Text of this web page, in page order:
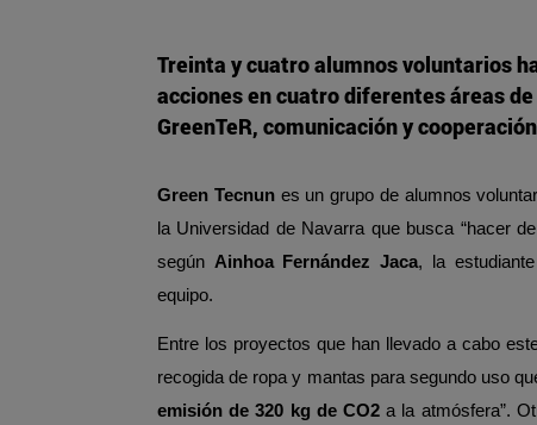
Treinta y cuatro alumnos voluntarios
acciones en cuatro diferentes áreas
GreenTeR, comunicación y
Green Tecnunes un grupo de alumnos
la Universidad de Navarra que busca “hacer
según Ainhoa Fernández Jaca, la
equipo.
Entre los proyectos que han llevado a cabo
recogida de ropa y mantas para segundo uso
emisión de 320 kg de CO2 a la atmósfera”.